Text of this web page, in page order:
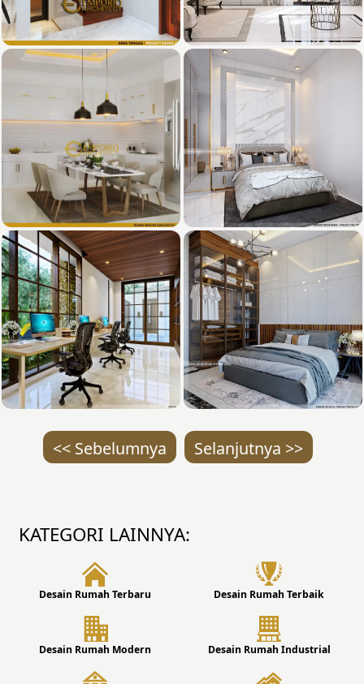
<< Sebelumnya Selanjutnya >>
KATEGORI LAINNYA:
Desain Rumah Terbaru Desain Rumah Terbaik
Desain Rumah Modern Desain Rumah Industrial